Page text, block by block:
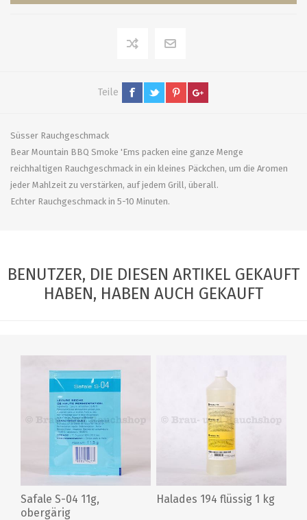
Teile
Süsser Rauchgeschmack
Bear Mountain BBQ Smoke 'Ems packen eine ganze Menge
reichhaltigen Rauchgeschmack in ein kleines Päckchen, um die Aromen
jeder Mahlzeit zu verstärken, auf jedem Grill, überall.
Echter Rauchgeschmack in 5-10 Minuten.
BENUTZER, DIE DIESEN ARTIKEL GEKAUFT
HABEN, HABEN AUCH GEKAUFT
Safale S-04 11g,
obergärig
Halades 194 flüssig 1 kg